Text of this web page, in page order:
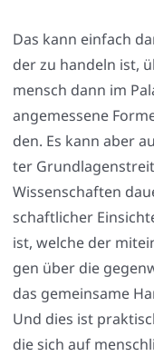
Das kann ein­fach
der zu han­deln ist,
mensch dann im
ange­mes­se­ne
den. Es kann aber
ter
Wis­sen­schaf­ten
schaft­li­cher
ist, wel­che der
gen über die
das gemein­sa­me
Und dies ist
die sich auf